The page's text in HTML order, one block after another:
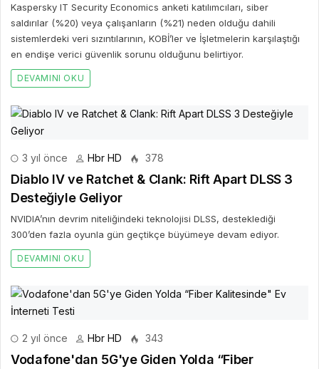
Kaspersky IT Security Economics anketi katılımcıları, siber
saldırılar (%20) veya çalışanların (%21) neden olduğu dahili
sistemlerdeki veri sızıntılarının, KOBİ’ler ve İşletmelerin karşılaştığı
en endişe verici güvenlik sorunu olduğunu belirtiyor.
DEVAMINI OKU
3 yıl önce Hbr HD 378
Diablo IV ve Ratchet & Clank: Rift Apart DLSS 3
Desteğiyle Geliyor
NVIDIA’nın devrim niteliğindeki teknolojisi DLSS, desteklediği
300’den fazla oyunla gün geçtikçe büyümeye devam ediyor.
DEVAMINI OKU
2 yıl önce Hbr HD 343
Vodafone'dan 5G'ye Giden Yolda “Fiber